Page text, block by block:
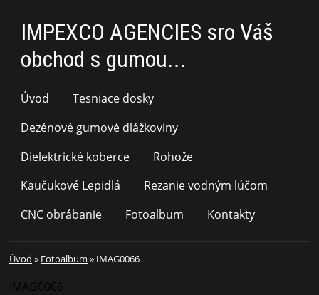
IMPEXCO AGENCIES sro Váš
obchod s gumou...
Úvod
Tesniace dosky
Dezénové gumové dlážkoviny
Dielektrické koberce
Rohože
Kaučukové Lepidlá
Rezanie vodným lúčom
CNC obrábanie
Fotoalbum Kontakty
Úvod » Fotoalbum » IMAG0066
IMAG0066